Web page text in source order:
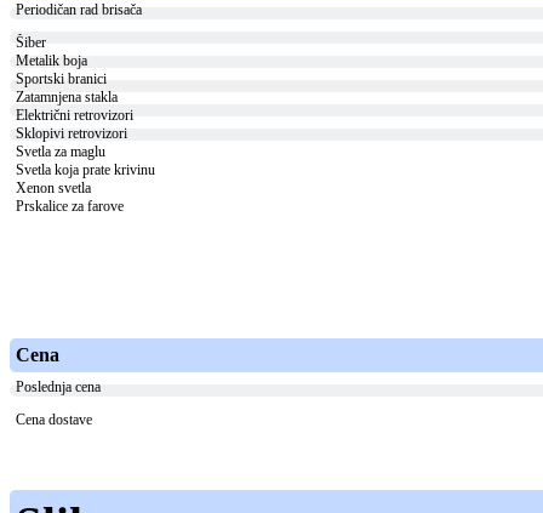
Periodičan rad brisača
Šiber
Metalik boja
Sportski branici
Zatamnjena stakla
Električni retrovizori
Sklopivi retrovizori
Svetla za maglu
Svetla koja prate krivinu
Xenon svetla
Prskalice za farove
Cena
Poslednja cena
Cena dostave